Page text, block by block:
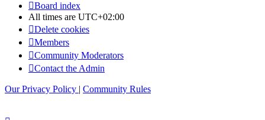
Board index
All times are UTC+02:00
Delete cookies
Members
Community Moderators
Contact the Admin
Our Privacy Policy | Community Rules